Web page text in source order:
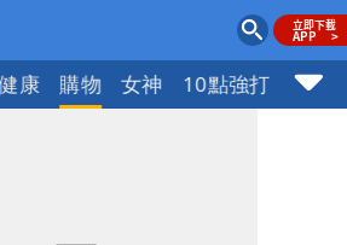
康 購物 女神 10點強打